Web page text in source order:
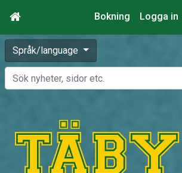
Bokning Logga in
Språk/language